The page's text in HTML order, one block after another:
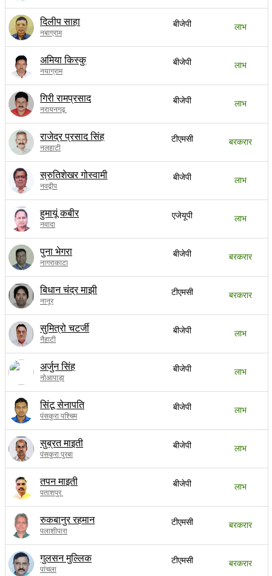
दिलीप साहा
नबाग्राम
बीजेपी लाभ
अमिया किस्कु
नयाग्राम
बीजेपी लाभ
गिरी रामप्रसाद
नरायनगढ़
बीजेपी लाभ
राजेद्र प्रसाद सिंह
नलहाटी
टीएमसी बरकरार
स्रुतिशेखर गोस्वामी
नवद्वीप
बीजेपी लाभ
हुमायूं कबीर
नवादा
एजेयूपी लाभ
पुना भेगरा
नागराकाटा
बीजेपी बरकरार
बिधान चंद्र माझी
नानूर
टीएमसी बरकरार
सुमित्रो चटर्जी
नैहाटी
बीजेपी लाभ
अर्जुन सिंह
नोआपाड़ा
बीजेपी लाभ
सिंटू सेनापति
पंसकुरा पश्चिम
बीजेपी लाभ
सुब्रत माइती
पंसकुरा पुरबा
बीजेपी लाभ
तपन माइती
पताशपुर
बीजेपी लाभ
रुकबानुर रहमान
पलाशीपारा
टीएमसी बरकरार
गुलसन मुल्लिक
पांचला
टीएमसी बरकरार